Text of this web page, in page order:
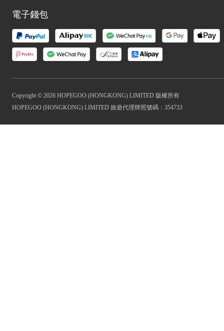
電子錢包
Copyright © 2026 HOPEGOO (HONGKONG) LIMITED 版權所有
HOPEGOO (HONGKONG) LIMITED 旅遊代理牌照號碼：354733